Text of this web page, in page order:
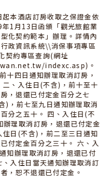
本酒店訂房收取之保證金依
1月13日函頒「觀光旅館業
化契約範本」辦理。詳情內
政資訊系統\\消保事項專區
契約專區查詢(網址
indexc.asp)。
十四日通知辦理取消訂房，
二、入住日(不含)，前十至十
，退還已付定金百分之七
)，前七至九日通知辦理取消
分之五十。 四、入住日(不
理取消訂房，退還已付定金
日(不含)，前二至三日通知
付定金百分之三十。 六、入
知辦理取消訂房，退還已付
入住日當天通知辦理取消訂
，恕不退還已付定金。